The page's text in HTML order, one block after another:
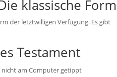
klassische Form
der letztwilligen Verfügung. Es gibt
Testament
nicht am Computer getippt